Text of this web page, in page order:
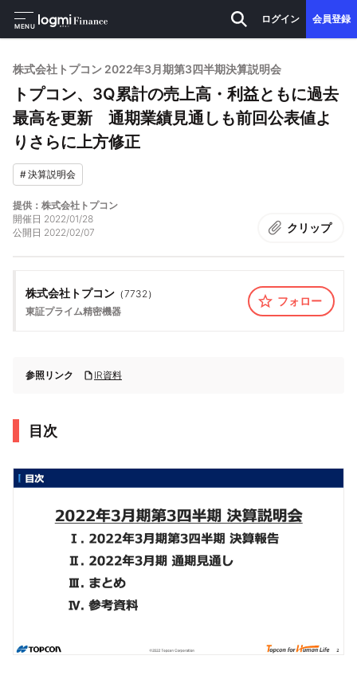
MENU
ログイン 会員登録
株式会社トプコン 2022年3月期第3四半期決算説明会
トプコン、3Q累計の売上高・利益ともに過去
最高を更新 通期業績見通しも前回公表値よ
りさらに上方修正
#決算説明会
提供：株式会社トプコン
開催日 2022/01/28
公開日 2022/02/07 クリップ
株式会社トプコン （7732）
東証プライム精密機器
フォロー
参照リンク IR資料
目次